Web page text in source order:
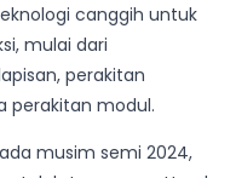
canggih untuk
mulai dari
perakitan
perakitan modul.
musim semi 2024,